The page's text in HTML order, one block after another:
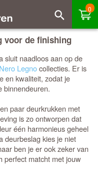
0
voor de finishing
sluit naadloos aan op de
Nero Legnocollecties. Er is
en kwaliteit, zodat je
binnendeuren.
paar deurkrukken met
is zo ontworpen dat
één harmonieus geheel
deurbeslag kies je niet
ben je er ook zeker van
perfect matcht met jouw